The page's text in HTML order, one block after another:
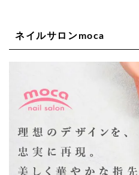
ｓａｎｔビル
06-6537-
Lee上新庄
大阪市東淀川
06-6195-
Lee東三国店
ネイルサロンmoca